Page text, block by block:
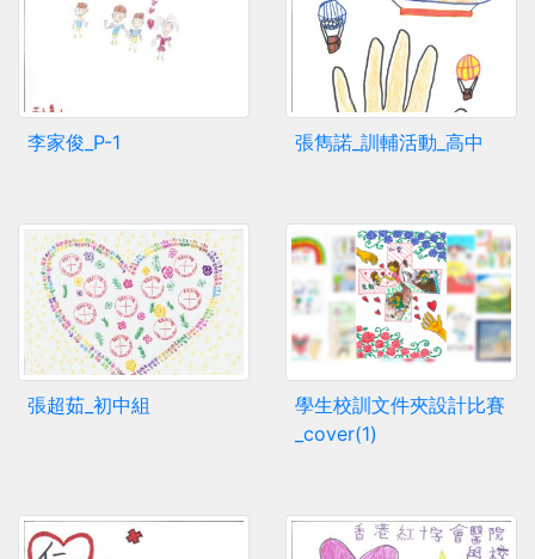
李家俊_P-1 張雋諾_訓輔活動_高中
張超茹_初中組
學生校訓文件夾設計比賽
_cover(1)